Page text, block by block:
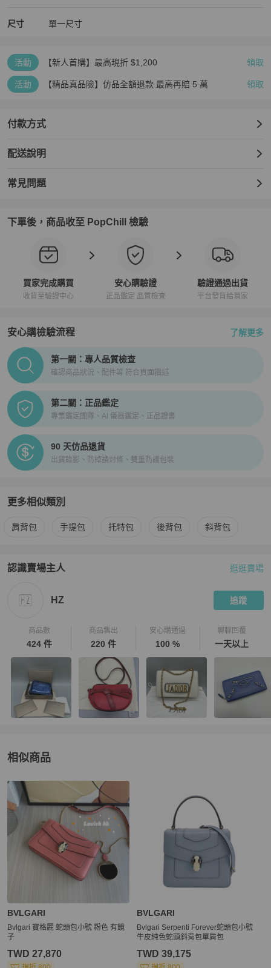
尺寸 單一尺寸
活動 【新人首購】最高現折 $1,200 領取
活動 【精品真品險】仿品全額退款 最高再賠 5 萬 領取
付款方式
配送說明
常見問題
下單後，商品收至 PopChill 檢驗
買家完成購買
收貨至驗證中心
安心購驗證
正品鑑定 品質檢查
驗證通過出貨
平台發貨給買家
安心購檢驗流程 了解更多
PopChill拍拍圈正品驗證、安心購檢驗流程介紹
第一關：專人品質檢查
確認商品狀況、配件等 符合頁面描述
第二關：正品鑑定
專業鑑定團隊、AI 儀器鑑定、正品證書
90 天仿品退貨
出貨錄影、防掉換封條、雙重防護包裝
更多相似類別
更多BVLGARI女包相似商品推薦
肩背包 手提包 托特包 後背包 斜背包
認識賣場主人
PopChill 拍拍圈嚴選賣家
逛逛賣場
HZ 追蹤
商品數
424 件
商品售出
220 件
安心購通過
100 %
聊聊回覆
一天以上
相似商品
更多相似BVLGARI女包推薦精品
BVLGARI
Bvlgari 寶格麗 蛇頭包小號 粉色 有鏡
子
TWD 27,870
BVLGARI
Bvlgari Serpenti Forever蛇頭包小號
牛皮純色蛇頭斜背包單肩包
TWD 39,175